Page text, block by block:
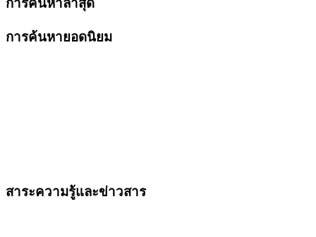
การค้นหาล่าสุด
การค้นหายอดนิยม
สาระความรู้และข่าวสาร